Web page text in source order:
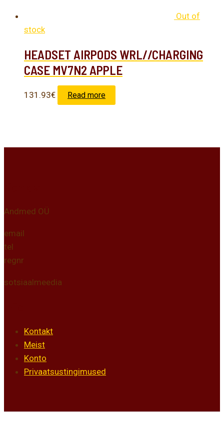
Out of
stock
HEADSET AIRPODS WRL//CHARGING
CASE MV7N2 APPLE
131.93€ Read more
Andmed OÜ
email
tel
regnr
sotsiaalmeedia
Kontakt
Meist
Konto
Privaatsustingimused